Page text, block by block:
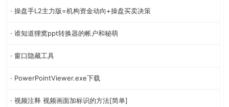
· 操盘手L2主力版=机构资金动向+操盘买卖决策
· 谁知道狸窝ppt转换器的帐户和秘萌
· 窗口隐藏工具
· PowerPointViewer.exe下载
· 视频注释 视频画面加标识的方法[简单]